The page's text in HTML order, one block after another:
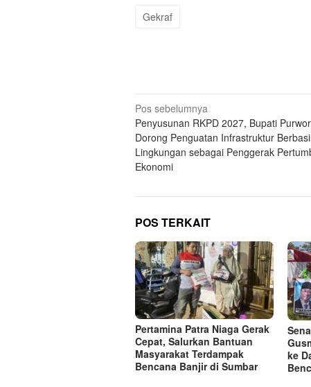
Gekraf
Navigasi
pos
Pos sebelumnya
Penyusunan RKPD 2027, Bupati
Dorong Penguatan Infrastruktur
Lingkungan sebagai Penggerak
Ekonomi
POS TERKAIT
Pertamina Patra Niaga Gerak
Cepat, Salurkan Bantuan
Masyarakat Terdampak
Bencana Banjir di Sumbar
ke